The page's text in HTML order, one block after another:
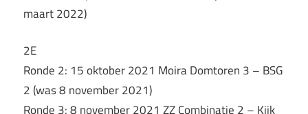
maart 2022)
2E
Ronde 2: 15 oktober 2021 Moira Domtoren 3 – BSG
2 (was 8 november 2021)
Ronde 3: 8 november 2021 ZZ Combinatie 2 – Kijk